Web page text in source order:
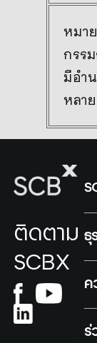
หมา
กรร
มีอำ
หลา
ติดตาม
SCBX
ธุ
ค
ร่